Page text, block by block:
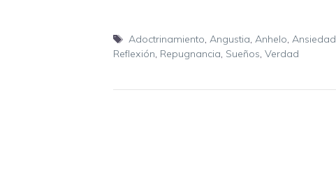
Etiquetas
Adoctrinamiento, Angustia, Anhelo, Ansiedad
Reflexión, Repugnancia, Sueños, Verdad